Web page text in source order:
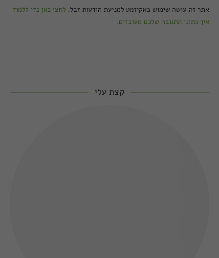
אתר זה עושה שימוש באקיזמט למניעת הודעות זבל. לחצו כאן כדי ללמוד
איך נתוני התגובה שלכם מעובדים.
קצת עלי